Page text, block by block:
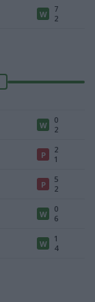
W
7
2
W
0
2
P
2
1
P
5
2
W
0
6
W
1
4